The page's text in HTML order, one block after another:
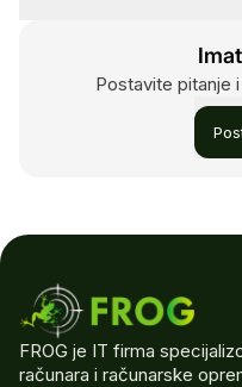
Postavite pitanje
FROG je IT firma
računara i računarske